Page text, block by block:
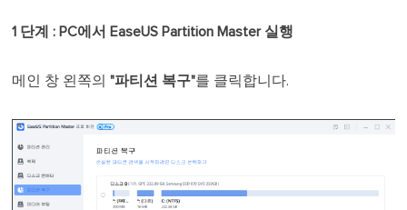
1 단계 : PC에서 EaseUS Partition Master 실행
메인 창 왼쪽의"파티션 복구"를 클릭합니다.